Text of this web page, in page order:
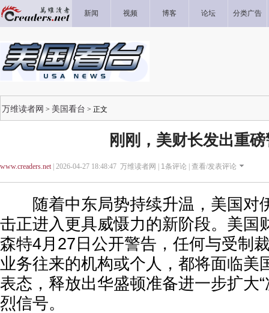
新闻 视频 博客 论坛 分类广告
万维读者网 > 美国看台 > 正文
刚刚，美财长发出重
www.creaders.net| 2026-04-27 18:48:47 万维读者网 | 1条评论 | 查看/发表评论
随着中东局势持续升温，美国对
击正进入更具威慑力的新阶段。美国
森特4月27日公开警告，任何与受制
业务往来的机构或个人，都将面临美
表态，释放出华盛顿准备进一步扩大
烈信号。